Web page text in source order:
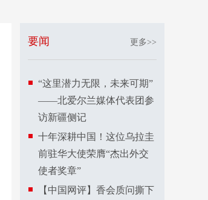
要闻 更多>>
“这里潜力无限，未来可期”
——北爱尔兰媒体代表团参
访新疆侧记
十年深耕中国！这位乌拉圭
前驻华大使荣膺“杰出外交
使者奖章”
【中国网评】香会质问撕下